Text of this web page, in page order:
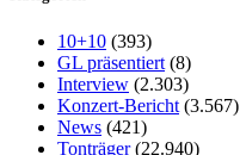
10+10 (393)
GL präsentiert (8)
Interview (2.303)
Konzert-Bericht (3.567)
News (421)
Tonträger(22.940)